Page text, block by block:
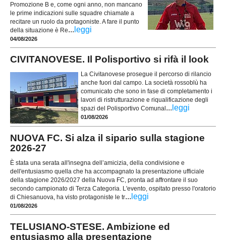
Promozione B e, come ogni anno, non mancano
le prime indicazioni sulle squadre chiamate a
recitare un ruolo da protagoniste. A fare il punto
della situazione è Re... leggi
04/08/2026
CIVITANOVESE. Il Polisportivo si rifà il look
La Civitanovese prosegue il percorso di rilancio
anche fuori dal campo. La società rossoblù ha
comunicato che sono in fase di completamento i
lavori di ristrutturazione e riqualificazione degli
spazi del Polisportivo Comunal... leggi
01/08/2026
NUOVA FC. Si alza il sipario sulla stagione
2026-27
È stata una serata all'insegna dell’amicizia, della condivisione e
dell'entusiasmo quella che ha accompagnato la presentazione ufficiale
della stagione 2026/2027 della Nuova FC, pronta ad affrontare il suo
secondo campionato di Terza Categoria. L'evento, ospitato presso l'oratorio
di Chiesanuova, ha visto protagoniste le tr... leggi
01/08/2026
TELUSIANO-STESE. Ambizione ed
entusiasmo alla presentazione